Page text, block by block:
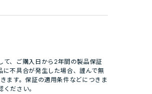
て、ご購入日から2年間の製品保証
不具合が発生した場合、謹んで無
ます。保証の適用条件などにつきま
ださい。